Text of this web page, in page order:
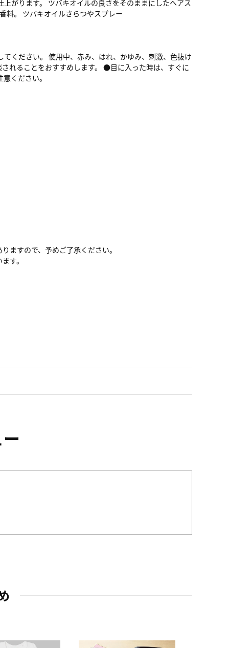
がります。 ツバキオイルの良さをそのままにしたヘアス
料。 ツバキオイルさらつやスプレー
ください。 使用中、赤み、はれ、かゆみ、刺激、色抜け
れることをおすすめします。 ●目に入った時は、すぐに
ください。
ますので、予めご了承ください。
す。